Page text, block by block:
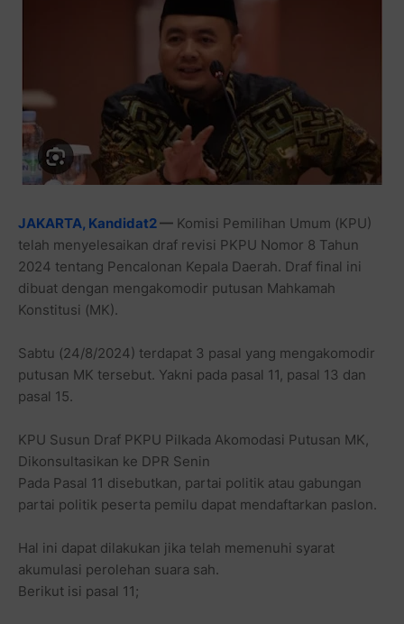
JAKARTA, Kandidat2— Komisi Pemilihan Umum (KPU)
telah menyelesaikan draf revisi PKPU Nomor 8 Tahun
2024 tentang Pencalonan Kepala Daerah. Draf final ini
dibuat dengan mengakomodir putusan Mahkamah
Konstitusi (MK).
Sabtu (24/8/2024) terdapat 3 pasal yang mengakomodir
putusan MK tersebut. Yakni pada pasal 11, pasal 13 dan
pasal 15.
KPU Susun Draf PKPU Pilkada Akomodasi Putusan MK,
Dikonsultasikan ke DPR Senin
Pada Pasal 11 disebutkan, partai politik atau gabungan
partai politik peserta pemilu dapat mendaftarkan paslon.
Hal ini dapat dilakukan jika telah memenuhi syarat
akumulasi perolehan suara sah.
Berikut isi pasal 11;